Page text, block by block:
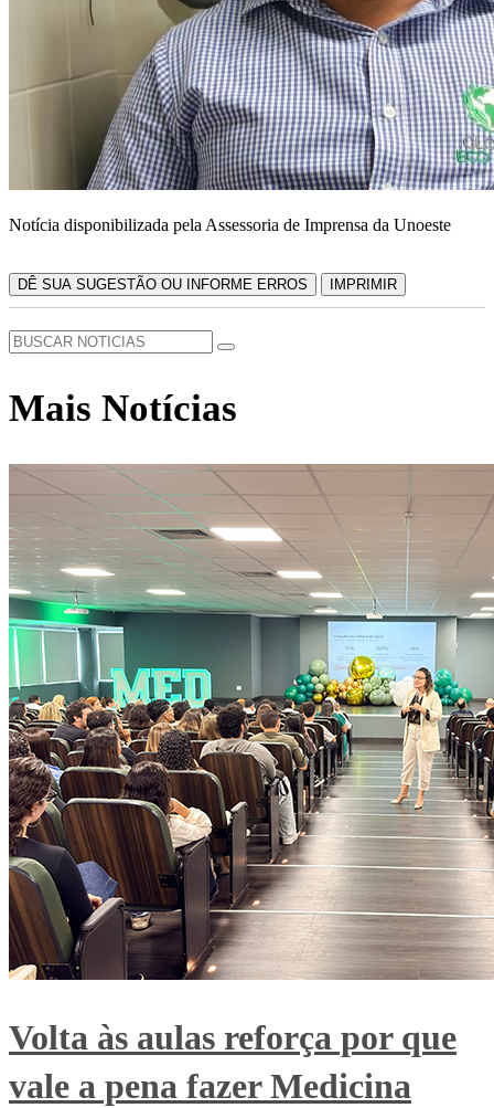
Notícia disponibilizada pela Assessoria de Imprensa da Unoeste
DÊ SUA SUGESTÃO OU INFORME ERROS IMPRIMIR
Mais Notícias
Volta às aulas reforça por que
vale a pena fazer Medicina